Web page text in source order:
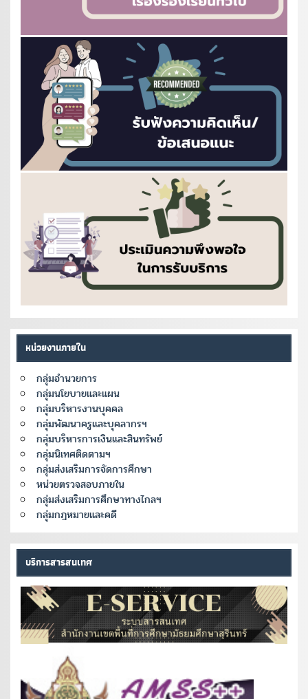
หน่วยงานภายใน
กลุ่มอำนวยการ
กลุ่มนโยบายและแผน
กลุ่มบริหารงานบุคคล
กลุ่มพัฒนาครูและบุคลากรฯ
กลุ่มบริหารการเงินและสินทรัพย์
กลุ่มนิเทศติดตามฯ
กลุ่มส่งเสริมการจัดการศึกษา
หน่วยตรวจสอบภายใน
กลุ่มส่งเสริมการศึกษาทางไกลฯ
กลุ่มกฎหมายและคดี
บริการสารสนเทศ